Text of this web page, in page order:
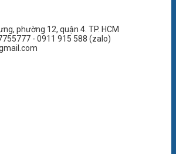
phường 12, quận 4. TP. HCM
- 0911 915 588 (zalo)